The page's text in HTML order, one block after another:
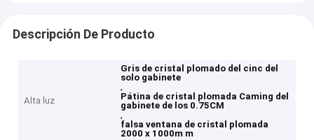
Descripción De Producto
Alta luz
Gris de cristal plomado del cinc del
solo gabinete
,
Pátina de cristal plomada Caming del
gabinete de los 0.75CM
,
falsa ventana de cristal plomada
2000 x 1000m m